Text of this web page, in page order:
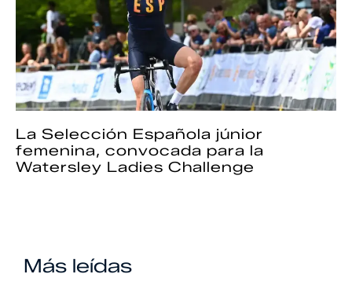
La Selección Española júnior
femenina, convocada para la
Watersley Ladies Challenge
Más leídas